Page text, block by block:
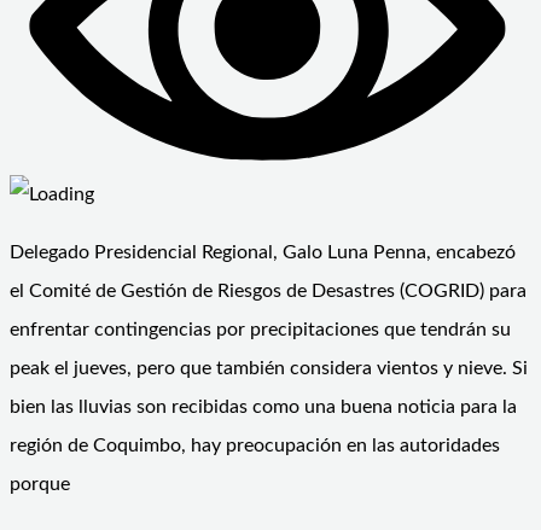
Delegado Presidencial Regional, Galo Luna Penna, encabezó
el Comité de Gestión de Riesgos de Desastres (COGRID) para
enfrentar contingencias por precipitaciones que tendrán su
peak el jueves, pero que también considera vientos y nieve. Si
bien las lluvias son recibidas como una buena noticia para la
región de Coquimbo, hay preocupación en las autoridades
porque